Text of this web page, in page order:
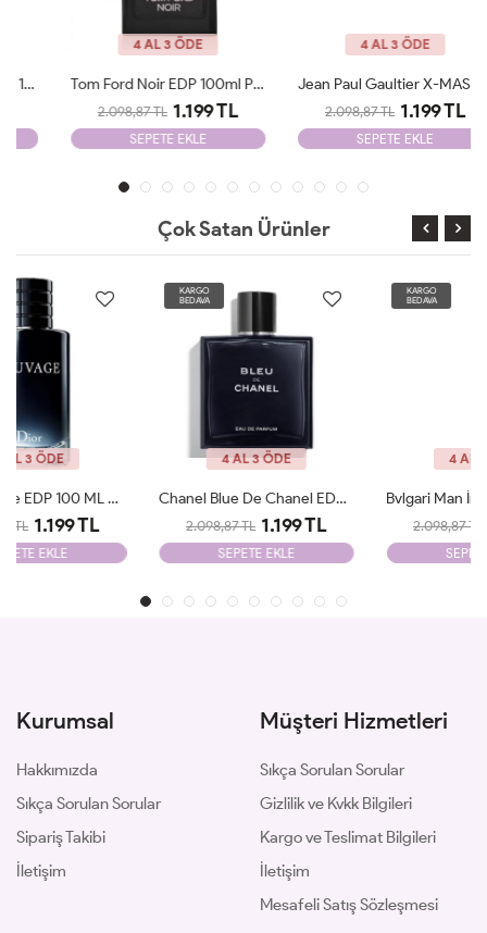
4 AL 3 ÖDE
Tom Ford Noir EDP 100ml Parfüm Man Tester
2.098,87 TL 1.199 TL
SEPETE EKLE
4 AL 3 ÖDE
Jean Paul Gaultier X-MAS Edition 125 Ml Parfüm Man Tester
2.098,87 TL 1.199 TL
SEPETE EKLE
Çok Satan Ürünler
Chanel Blue De Chanel EDP 100ml Parfüm Man Tester
2.098,87 TL 1.199 TL
SEPETE EKLE
Bvlgari Man İn Black EDP 100ml Parfüm Man Tester
2.098,87 TL 1.199 TL
SEPETE EKLE
Kurumsal
Hakkımızda
Sıkça Sorulan Sorular
Sipariş Takibi
İletişim
Müşteri Hizmetleri
Sıkça Sorulan Sorular
Gizlilik ve Kvkk Bilgileri
Kargo ve Teslimat Bilgileri
İletişim
Mesafeli Satış Sözleşmesi